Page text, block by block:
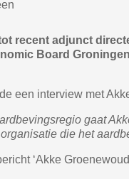
recent adjunct
Board
een interview met
gaat
die het
‘Akke